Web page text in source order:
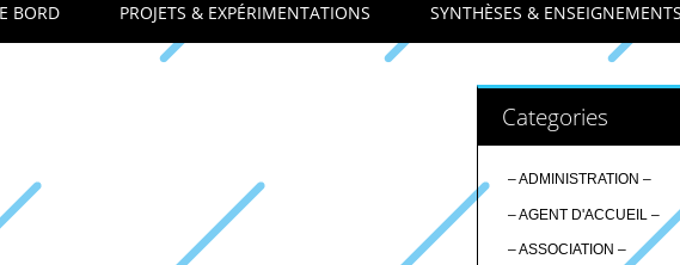
BORD PROJETS & EXPÉRIMENTATIONS SYNTHÈSES & ENSEIGNEMENTS
Categories
– ADMINISTRATION –
– AGENT D'ACCUEIL –
– ASSOCIATION –